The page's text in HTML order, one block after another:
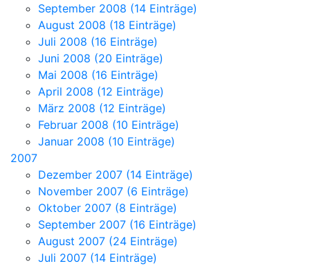
September 2008 (14 Einträge)
August 2008 (18 Einträge)
Juli 2008 (16 Einträge)
Juni 2008 (20 Einträge)
Mai 2008 (16 Einträge)
April 2008 (12 Einträge)
März 2008 (12 Einträge)
Februar 2008 (10 Einträge)
Januar 2008 (10 Einträge)
2007
Dezember 2007 (14 Einträge)
November 2007 (6 Einträge)
Oktober 2007 (8 Einträge)
September 2007 (16 Einträge)
August 2007 (24 Einträge)
Juli 2007 (14 Einträge)